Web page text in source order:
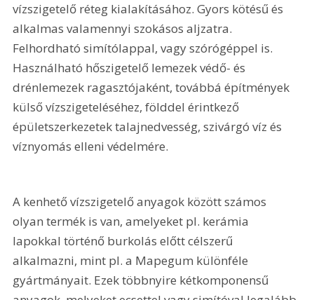
vízszigetelő réteg kialakításához. Gyors kötésű és
alkalmas valamennyi szokásos aljzatra.
Felhordható simítólappal, vagy szórógéppel is.
Használható hőszigetelő lemezek védő- és
drénlemezek ragasztójaként, továbbá építmények
külső vízszigeteléséhez, földdel érintkező
épületszerkezetek talajnedvesség, szivárgó víz és
víznyomás elleni védelmére.
A kenhető vízszigetelő anyagok között számos
olyan termék is van, amelyeket pl. kerámia
lapokkal történő burkolás előtt célszerű
alkalmazni, mint pl. a Mapegum különféle
gyártmányait. Ezek többnyire kétkomponensű